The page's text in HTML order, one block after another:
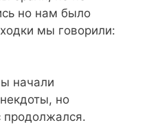
но нам было
мы говорили:
начали
но
продолжался.